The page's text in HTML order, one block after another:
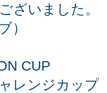
ざいました。
）
CUP
レンジカップ